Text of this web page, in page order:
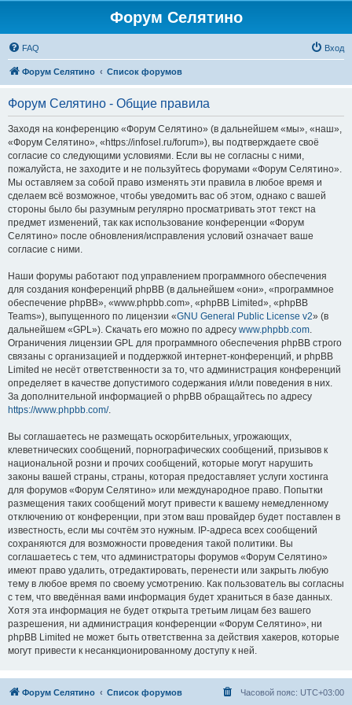
Форум Селятино
FAQ Вход
Форум Селятино Список форумов
Форум Селятино - Общие правила
Заходя на конференцию «Форум Селятино» (в дальнейшем «мы», «наш»,
«Форум Селятино», «https://infosel.ru/forum»), вы подтверждаете своё
согласие со следующими условиями. Если вы не согласны с ними,
пожалуйста, не заходите и не пользуйтесь форумами «Форум Селятино».
Мы оставляем за собой право изменять эти правила в любое время и
сделаем всё возможное, чтобы уведомить вас об этом, однако с вашей
стороны было бы разумным регулярно просматривать этот текст на
предмет изменений, так как использование конференции «Форум
Селятино» после обновления/исправления условий означает ваше
согласие с ними.
Наши форумы работают под управлением программного обеспечения
для создания конференций phpBB (в дальнейшем «они», «программное
обеспечение phpBB», «www.phpbb.com», «phpBB Limited», «phpBB
Teams»), выпущенного по лицензии «GNU General Public License v2» (в
дальнейшем «GPL»). Скачать его можно по адресу www.phpbb.com.
Ограничения лицензии GPL для программного обеспечения phpBB строго
связаны с организацией и поддержкой интернет-конференций, и phpBB
Limited не несёт ответственности за то, что администрация конференций
определяет в качестве допустимого содержания и/или поведения в них.
За дополнительной информацией о phpBB обращайтесь по адресу
https://www.phpbb.com/.
Вы соглашаетесь не размещать оскорбительных, угрожающих,
клеветнических сообщений, порнографических сообщений, призывов к
национальной розни и прочих сообщений, которые могут нарушить
законы вашей страны, страны, которая предоставляет услуги хостинга
для форумов «Форум Селятино» или международное право. Попытки
размещения таких сообщений могут привести к вашему немедленному
отключению от конференции, при этом ваш провайдер будет поставлен в
известность, если мы сочтём это нужным. IP-адреса всех сообщений
сохраняются для возможности проведения такой политики. Вы
соглашаетесь с тем, что администраторы форумов «Форум Селятино»
имеют право удалить, отредактировать, перенести или закрыть любую
тему в любое время по своему усмотрению. Как пользователь вы согласны
с тем, что введённая вами информация будет храниться в базе данных.
Хотя эта информация не будет открыта третьим лицам без вашего
разрешения, ни администрация конференции «Форум Селятино», ни
phpBB Limited не может быть ответственна за действия хакеров, которые
могут привести к несанкционированному доступу к ней.
Форум Селятино Список форумов Часовой пояс: UTC+03:00